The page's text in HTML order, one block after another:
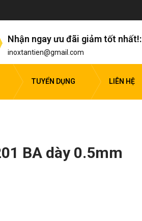
Nhận ngay ưu đãi giảm tốt nhất!:
inoxtantien@gmail.com
TUYỂN DỤNG LIÊN HỆ
BA dày 0.5mm